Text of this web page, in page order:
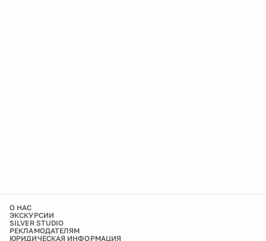
О НАС
ЭКСКУРСИИ
SILVER STUDIO
РЕКЛАМОДАТЕЛЯМ
ЮРИДИЧЕСКАЯ ИНФОРМАЦИЯ